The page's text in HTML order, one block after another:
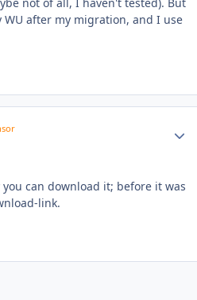
after my migration, and I use
can download it; before it was
link.